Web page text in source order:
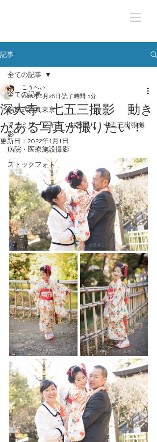
記事
全ての記事
結婚式写真東京
ファミリーフォト・お宮参り・七五三出張撮
影
病院・医療施設撮影
ストックフォト
全ての記事
深大寺 七五三撮影 動き
がある写真が撮りたい！
こうへい
2021年8月26日 読了時間: 1分
更新日： 2022年1月1日